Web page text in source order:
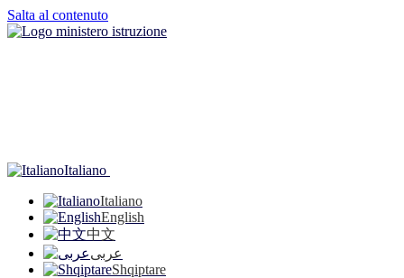
Salta al contenuto
Italiano
Italiano
English
中文
عربى
Shqiptare